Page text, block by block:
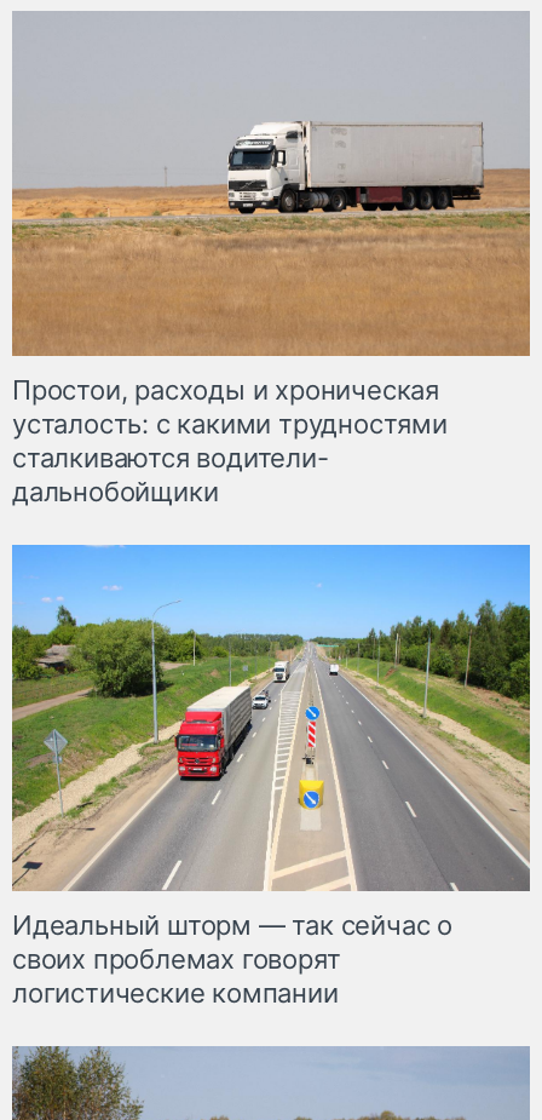
Простои, расходы и хроническая
усталость: с какими трудностями
сталкиваются водители-
дальнобойщики
Идеальный шторм — так сейчас о
своих проблемах говорят
логистические компании